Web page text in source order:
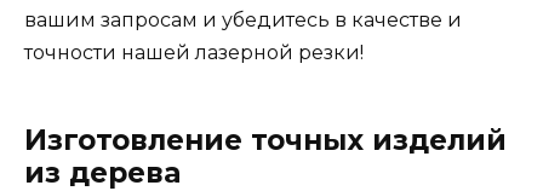
вашим запросам и убедитесь в качестве и
точности нашей лазерной резки!
Изготовление точных изделий
из дерева